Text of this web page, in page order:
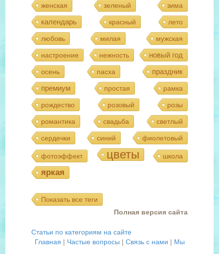
женская зеленый зима
календарь красный лето
любовь милая мужская
настроение нежность новый год
осень пасха
праздник
премиум
простая рамка
рождество розовый розы
романтика свадьба светлый
сердечки синий фиолетовый
фотоэффект цветы школа
яркая
Показать все теги
Полная версия сайта
Статьи по категориям на сайте
Главная | Частые вопросы | Связь с нами | Мы